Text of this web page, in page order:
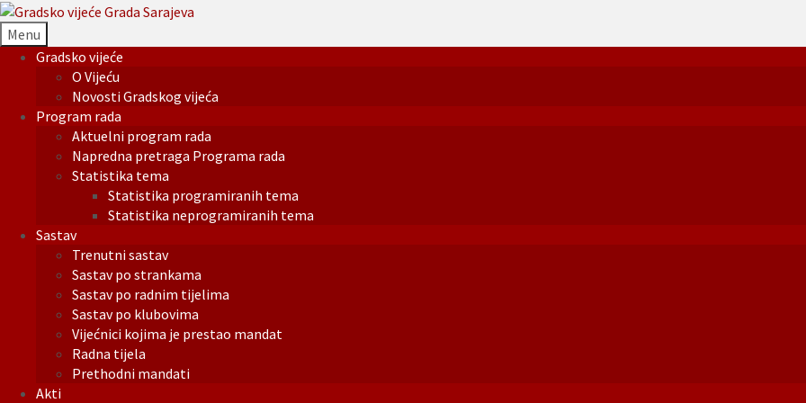
Menu
Gradsko vijeće
O Vijeću
Novosti Gradskog vijeća
Program rada
Aktuelni program rada
Napredna pretraga Programa rada
Statistika tema
Statistika programiranih tema
Statistika neprogramiranih tema
Sastav
Trenutni sastav
Sastav po strankama
Sastav po radnim tijelima
Sastav po klubovima
Vijećnici kojima je prestao mandat
Radna tijela
Prethodni mandati
Akti